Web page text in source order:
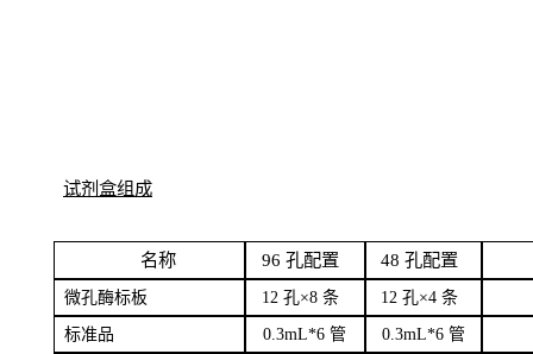
试剂盒组成
名称 96 孔配置 48 孔配置
微孔酶标板 12 孔×8 条 12 孔×4 条
标准品 0.3mL*6 管 0.3mL*6 管